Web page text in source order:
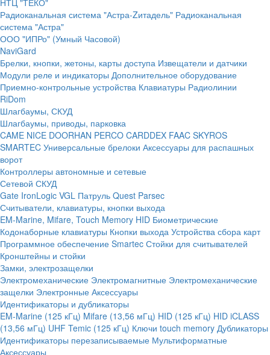
НТЦ "ТЕКО"
Радиоканальная система "Астра-Zитадель" Радиоканальная
система "Астра"
ООО "ИПРо" (Умный Часовой)
NaviGard
Брелки, кнопки, жетоны, карты доступа Извещатели и датчики
Модули реле и индикаторы Дополнительное оборудование
Приемно-контрольные устройства Клавиатуры Радиолинии
RiDom
Шлагбаумы, СКУД
Шлагбаумы, приводы, парковка
CAME NICE DOORHAN PERCO CARDDEX FAAC SKYROS
SMARTEC Универсальные брелоки Аксессуары для распашных
ворот
Контроллеры автономные и сетевые
Сетевой СКУД
Gate IronLogic VGL Патруль Quest Parsec
Считыватели, клавиатуры, кнопки выхода
EM-Marine, Mifare, Touch Memory HID Биометрические
Кодонаборные клавиатуры Кнопки выхода Устройства сбора карт
Программное обеспечение Smartec Стойки для считывателей
Кронштейны и стойки
Замки, электрозащелки
Электромеханические Электромагнитные Электромеханические
защелки Электронные Аксессуары
Идентификаторы и дубликаторы
EM-Marine (125 кГц) Mifare (13,56 мГц) HID (125 кГц) HID iCLASS
(13,56 мГц) UHF Temic (125 кГц) Ключи touch memory Дубликаторы
Идентификаторы перезаписываемые Мультиформатные
Аксессуары